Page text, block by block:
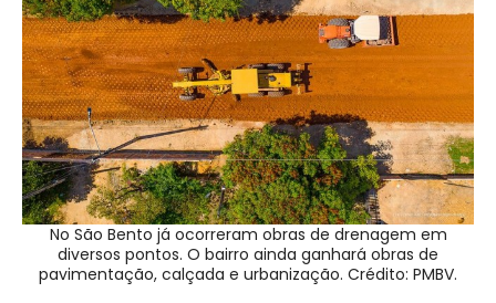
No São Bento já ocorreram obras de drenagem em
diversos pontos. O bairro ainda ganhará obras de
pavimentação, calçada e urbanização. Crédito: PMBV.